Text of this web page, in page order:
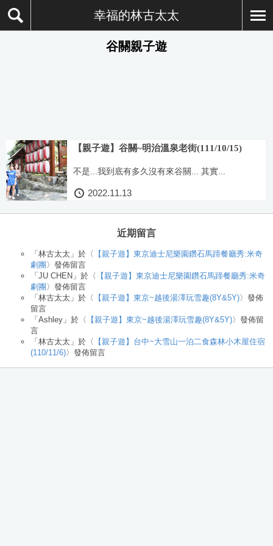
幸福的林古太太
谷關親子遊
【親子遊】谷關~明治溫泉老街(111/10/15)
不是...我到底有多久沒有來谷關... 其實...
2022.11.13
近期留言
「 林古太太 」於〈
【親子遊】東京迪士尼樂園鑽石馬蹄餐廳秀:米奇
劇團 〉發佈留言
「 JU CHEN 」於〈
【親子遊】東京迪士尼樂園鑽石馬蹄餐廳秀:米奇
劇團 〉發佈留言
「 林古太太 」於〈 【親子遊】東京~越後湯澤玩雪趣(8Y&5Y)〉發佈
留言
「 Ashley 」於〈 【親子遊】東京~越後湯澤玩雪趣(8Y&5Y)〉發佈留
言
「 林古太太 」於〈
【親子遊】台中~大雪山一泊二食森林小木屋住宿
(110/11/6)〉發佈留言